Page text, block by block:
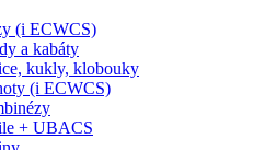
(i ECWCS)
a kabáty
kukly, klobouky
(i ECWCS)
+ UBACS